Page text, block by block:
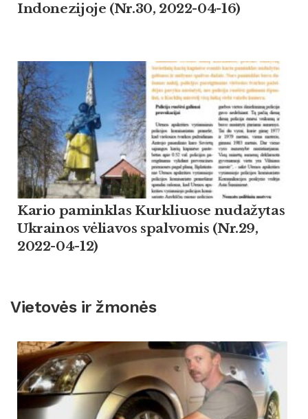
Indonezijoje (Nr.30, 2022-04-16)
Kario paminklas Kurkliuose nudažytas
Ukrainos vėliavos spalvomis (Nr.29,
2022-04-12)
Vietovės ir žmonės